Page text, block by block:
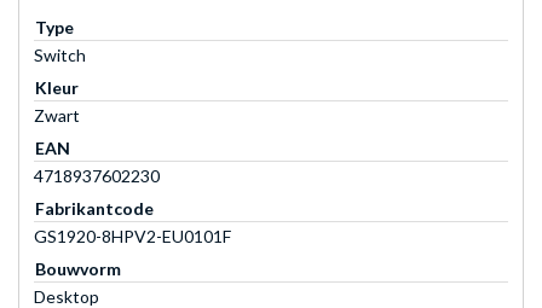
Type
Switch
Kleur
Zwart
EAN
4718937602230
Fabrikantcode
GS1920-8HPV2-EU0101F
Bouwvorm
Desktop